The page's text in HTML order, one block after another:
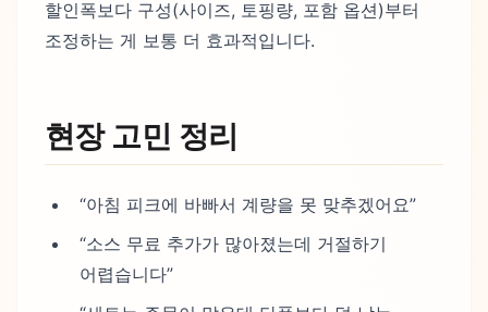
할인폭보다 구성(사이즈, 토핑량, 포함 옵션)부터
조정하는 게 보통 더 효과적입니다.
현장 고민 정리
“아침 피크에 바빠서 계량을 못 맞추겠어요”
“소스 무료 추가가 많아졌는데 거절하기
어렵습니다”